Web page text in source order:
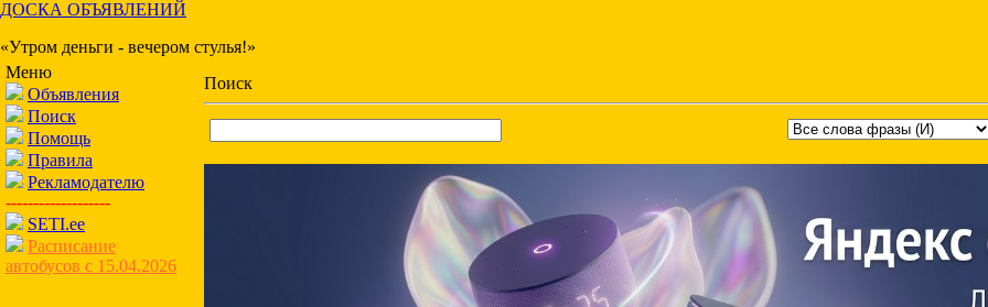
ДОСКА ОБЪЯВЛЕНИЙ
«Утром деньги - вечером стулья!»
Меню
Объявления
Поиск
Помощь
Правила
Рекламодателю
-------------------
SETI.ee
Расписание
автобусов с 15.04.2026
Поиск